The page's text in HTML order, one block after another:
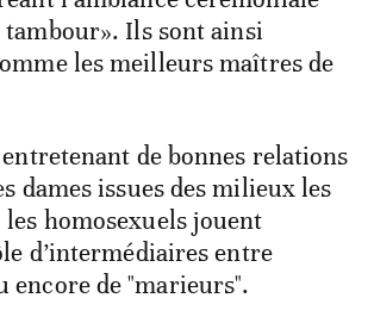
Ils sont ainsi
les meilleurs maîtres de
de bonnes relations
dames issues des milieux les
homosexuels jouent
d’intermédiaires entre
encore de "marieurs".